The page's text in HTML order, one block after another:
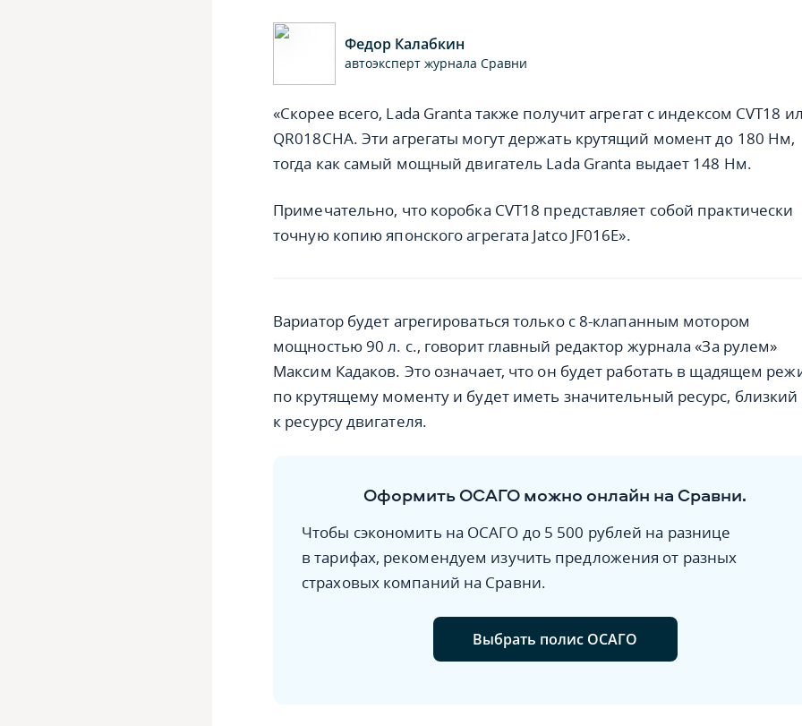
Федор Калабкин
автоэксперт журнала Сравни
«Скорее всего, Lada Granta также получит агрегат с индексом CVT18
QR018CHA. Эти агрегаты могут держать крутящий момент до 180 Нм,
тогда как самый мощный двигатель Lada Granta выдает 148 Нм.
Примечательно, что коробка CVT18 представляет собой практически
точную копию японского агрегата Jatco JF016E».
Вариатор будет агрегироваться только с 8-клапанным мотором
мощностью 90 л. с., говорит главный редактор журнала «За рулем»
Максим Кадаков. Это означает, что он будет работать в щадящем
по крутящему моменту и будет иметь значительный ресурс, близкий
к ресурсу двигателя.
Оформить ОСАГО можно онлайн на Сравни.
Чтобы сэкономить на ОСАГО до 5 500 рублей на разнице
в тарифах, рекомендуем изучить предложения от разных
страховых компаний на Сравни.
Выбрать полис ОСАГО